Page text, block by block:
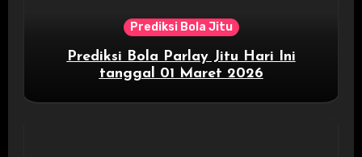
Prediksi Bola Jitu
Prediksi Bola Parlay Jitu Hari Ini
tanggal 01 Maret 2026